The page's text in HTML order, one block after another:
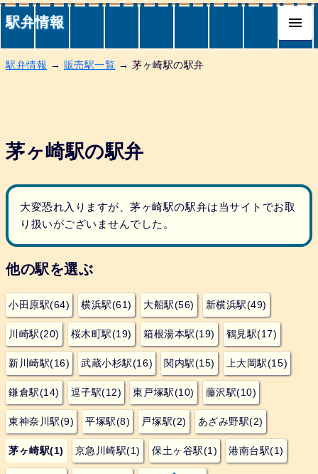
駅弁情報
駅弁情報 → 販売駅一覧 → 茅ヶ崎駅の駅弁
茅ヶ崎駅の駅弁
大変恐れ入りますが、茅ヶ崎駅の駅弁は当サイトでお取
り扱いがございませんでした。
他の駅を選ぶ
小田原駅(64) 横浜駅(61) 大船駅(56) 新横浜駅(49)
川崎駅(20) 桜木町駅(19) 箱根湯本駅(19) 鶴見駅(17)
新川崎駅(16) 武蔵小杉駅(16) 関内駅(15) 上大岡駅(15)
鎌倉駅(14) 逗子駅(12) 東戸塚駅(10) 藤沢駅(10)
東神奈川駅(9) 平塚駅(8) 戸塚駅(2) あざみ野駅(2)
茅ヶ崎駅(1) 京急川崎駅(1) 保土ヶ谷駅(1) 港南台駅(1)